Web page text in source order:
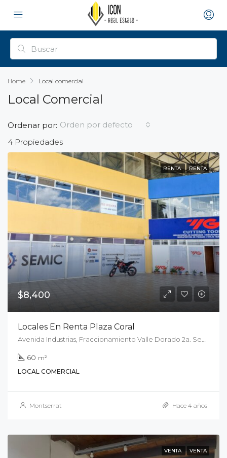
Home Local comercial
Local Comercial
4 Propiedades
Ordenar por: Orden por defecto
RENTA RENTA
$8,400
Locales En Renta Plaza Coral
60 m²
LOCAL COMERCIAL
Montserrat Hace 4 años
VENTA VENTA